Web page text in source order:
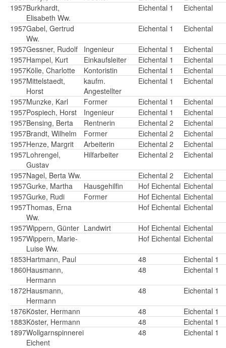
1957Burkhardt,
Elisabeth Ww.
Eichental 1 Eichental
1957Gabel, Gertrud
Ww.
Eichental 1 Eichental
1957Gessner, Rudolf Ingenieur Eichental 1
Eichental
1957Hampel, Kurt Einkaufsleiter Eichental 1
Eichental
1957Kölle, Charlotte Kontoristin Eichental 1
Eichental
1957Mittelstaedt,
Horst
kaufm.
Angestellter
Eichental 1 Eichental
1957Munzke, Karl Former Eichental 1
Eichental
1957Pospiech, Horst Ingenieur Eichental 1
Eichental
1957Bensing, Berta Rentnerin Eichental 2
Eichental
1957Brandt, Wilhelm Former Eichental 2
Eichental
1957Henze, Margrit Arbeiterin Eichental 2
Eichental
1957Lohrengel,
Gustav
Hilfarbeiter Eichental 2 Eichental
1957Nagel, Berta Ww. Eichental 2
Eichental
1957Gurke, Martha Hausgehilfin Hof Eichental Eichental
1957Gurke, Rudi Former Hof Eichental Eichental
1957Thomas, Erna
Ww.
Hof Eichental Eichental
1957Wippern, Günter Landwirt Hof Eichental Eichental
1957Wippern, Marie-
Luise Ww.
Hof Eichental Eichental
1853Hartmann, Paul 48
Eichental 1
1860Hausmann,
Hermann
48 Eichental 1
1872Hausmann,
Hermann
48 Eichental 1
1876Köster, Hermann 48
Eichental 1
1883Köster, Hermann 48
Eichental 1
1897Wollgarnspinnerei
Eichent
48 Eichental 1